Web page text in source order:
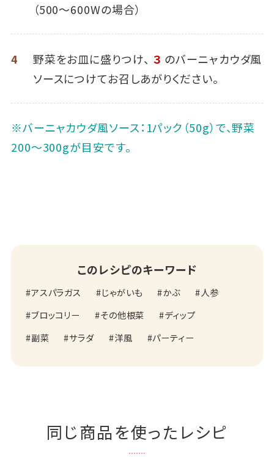
（500～600Wの場合）
4 野菜をお皿に盛りつけ、 ３ のバーニャカウダ風
ソースにつけてお召しあがりください。
※バーニャカウダ風ソース：1パック（50g）で、野菜
200～300gが目安です。
このレシピのキーワード
アスパラガス じゃがいも かぶ
人参
ブロッコリー
その他根菜
ディップ
副菜
サラダ 洋風 パーティー
同じ商品を使ったレシピ